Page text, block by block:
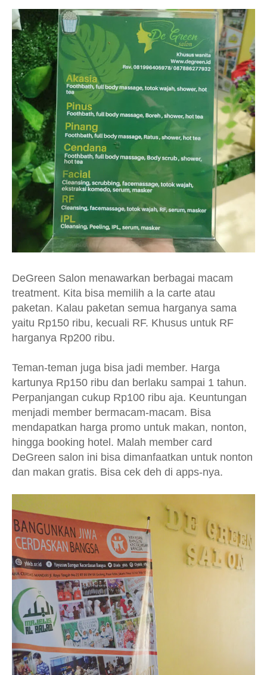
DeGreen Salon menawarkan berbagai macam
treatment. Kita bisa memilih a la carte atau
paketan. Kalau paketan semua harganya sama
yaitu Rp150 ribu, kecuali RF. Khusus untuk RF
harganya Rp200 ribu.
Teman-teman juga bisa jadi member. Harga
kartunya Rp150 ribu dan berlaku sampai 1 tahun.
Perpanjangan cukup Rp100 ribu aja. Keuntungan
menjadi member bermacam-macam. Bisa
mendapatkan harga promo untuk makan, nonton,
hingga booking hotel. Malah member card
DeGreen salon ini bisa dimanfaatkan untuk nonton
dan makan gratis. Bisa cek deh di apps-nya.